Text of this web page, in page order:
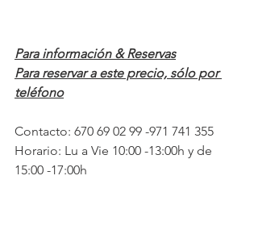
Para información & Reservas
Para reservar a este precio, sólo por
teléfono
Contacto: 670 69 02 99 -971 741 355
Horario: Lu a Vie 10:00 -13:00h y de
15:00 -17:00h